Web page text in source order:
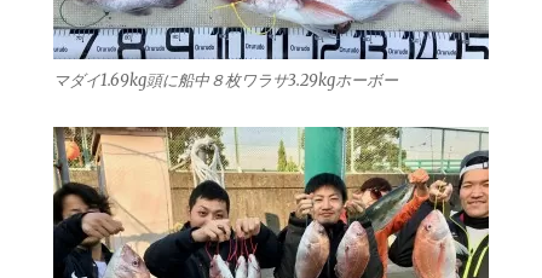
マダイ1.69kg頭に船中８枚ワラサ3.29kgホーボー